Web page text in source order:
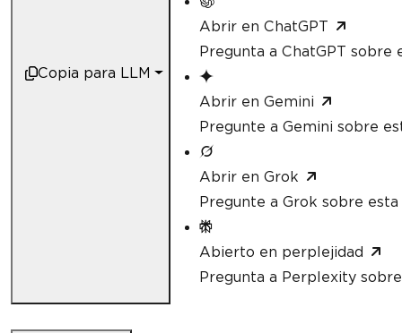
Copia para LLM
Abrir en ChatGPT
Pregunta a ChatGPT sobre
Abrir en Gemini
Pregunte a Gemini sobre
Abrir en Grok
Pregunte a Grok sobre esta
Abierto en perplejidad
Pregunta a Perplexity